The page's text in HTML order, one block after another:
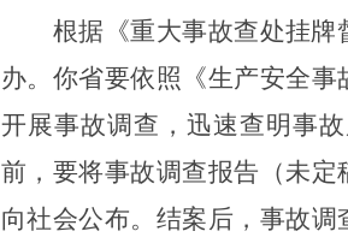
根据《重大事故查处挂
办。你省要依照《生产安全
开展事故调查，迅速查明事
前，要将事故调查报告（未
向社会公布。结案后，事故